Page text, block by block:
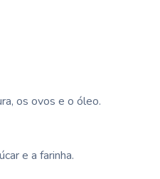
os ovos e o óleo.
e a farinha.